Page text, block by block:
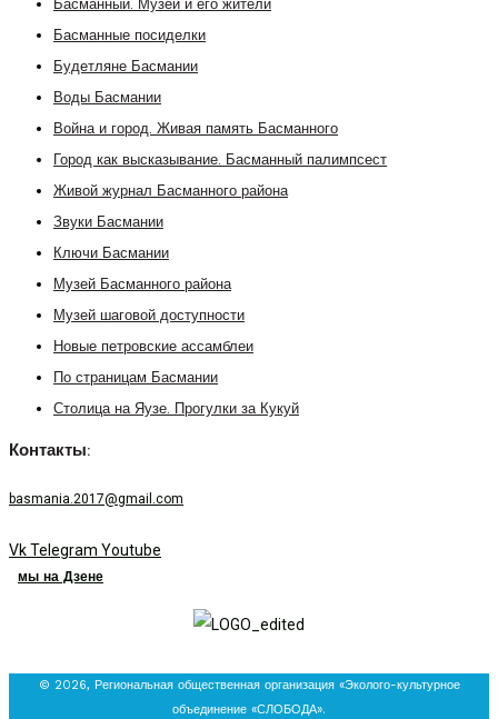
Басманный. Музей и его жители
Басманные посиделки
Будетляне Басмании
Воды Басмании
Война и город. Живая память Басманного
Город как высказывание. Басманный палимпсест
Живой журнал Басманного района
Звуки Басмании
Ключи Басмании
Музей Басманного района
Музей шаговой доступности
Новые петровские ассамблеи
По страницам Басмании
Столица на Яузе. Прогулки за Кукуй
Контакты:
basmania.2017@gmail.com
VkTelegram Youtube
мы на Дзене
© 2026, Региональная общественная организация «Эколого-культурное
объединение «СЛОБОДА».